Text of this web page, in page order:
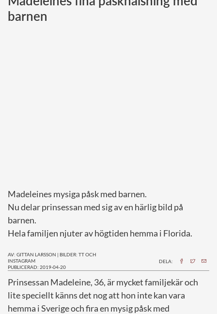
barnen
Madeleines mysiga påsk med barnen.
Nu delar prinsessan med sig av en härlig bild på
barnen.
Hela familjen njuter av högtiden hemma i Florida.
AV: GITTAN LARSSON | BILDER: TT OCH
INSTAGRAM
PUBLICERAD: 2019-04-20
DELA:
Prinsessan Madeleine, 36, är mycket familjekär och
lite speciellt känns det nog att hon inte kan vara
hemma i Sverige och fira en mysig påsk med